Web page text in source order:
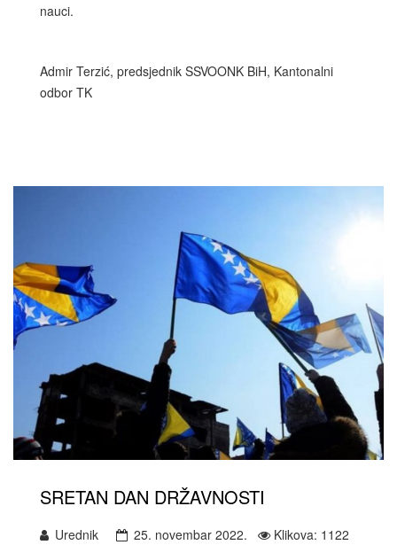
nauci.
Admir Terzić, predsjednik SSVOONK BiH, Kantonalni
odbor TK
SRETAN DAN DRŽAVNOSTI
Urednik 25. novembar 2022. Klikova: 1122